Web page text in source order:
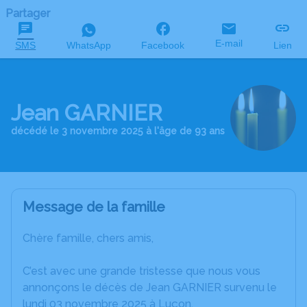
Partager
SMS WhatsApp Facebook E-mail Lien
Jean GARNIER
décédé le 3 novembre 2025 à l'âge de 93 ans
Message de la famille
Chère famille, chers amis,
C’est avec une grande tristesse que nous vous
annonçons le décès de Jean GARNIER survenu le
lundi 03 novembre 2025 à Luçon.